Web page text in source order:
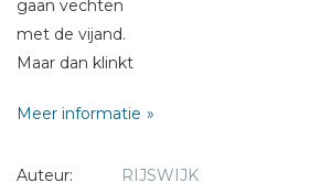
gaan vechten
met de vijand.
Maar dan klinkt
'Gi-de-on u hebt
Moet Gi-de-on nu
Meer informatie
Auteur:
RIJSWIJK